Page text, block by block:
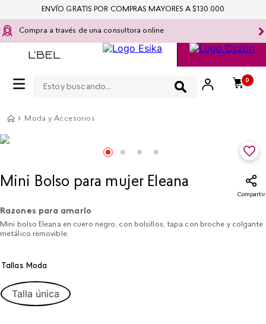
Compra a través de una consultora online
0
ENVÍO GRATIS POR COMPRAS MAYORES A $130.000
Moda y Accesorios
Mini Bolso para mujer Eleana
Compartir
Razones para amarlo
Mini bolso Eleana en cuero negro, con bolsillos, tapa con broche y colgante
metálico removible.
Tallas Moda
Talla única